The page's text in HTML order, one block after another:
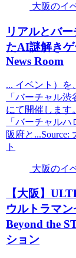
大阪のイ
リアルとバ
たAI謎解き
News Room
... イベント）を
「バーチャル
にて開催します
「バーチャル
阪府と...Source:
ト
大阪のイ
【大阪】
ウルトラマ
Beyond the
ション